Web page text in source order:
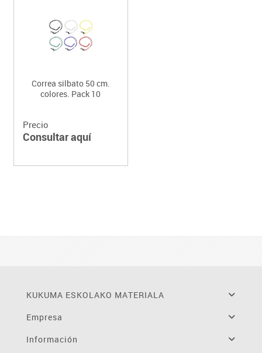
Correa silbato 50 cm.
colores. Pack 10
Precio
Consultar aquí
KUKUMA ESKOLAKO MATERIALA
Empresa
Información